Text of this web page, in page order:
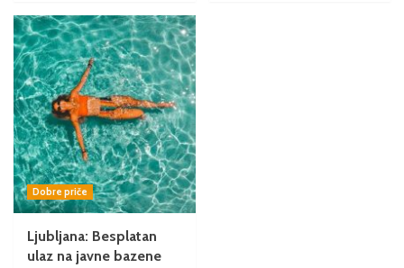
Dobre priče
Ljubljana: Besplatan
ulaz na javne bazene